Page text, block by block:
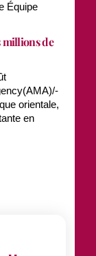
Équipe
millions de
orientale,
en